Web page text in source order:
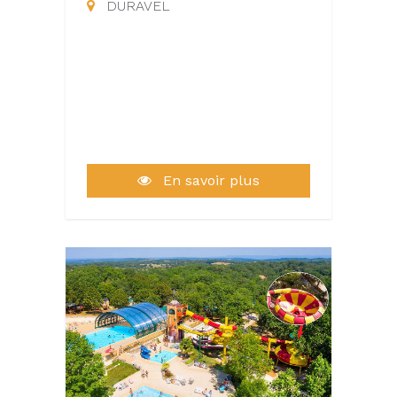
Artisans du goût, quatre
DURAVEL
En savoir plus